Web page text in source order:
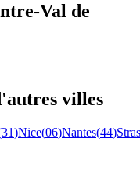
Val de
villes
31)Nice(06)Nantes(44)